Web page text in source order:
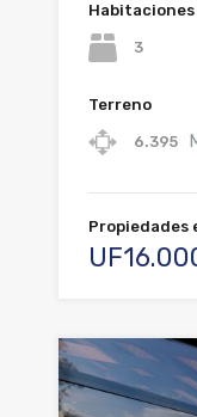
Habitaciones
3
Terreno
6.395
Propiedades